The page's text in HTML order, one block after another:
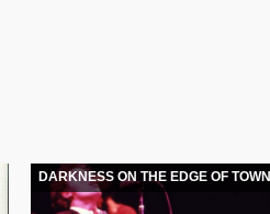
DARKNESS ON THE EDGE OF TOWN